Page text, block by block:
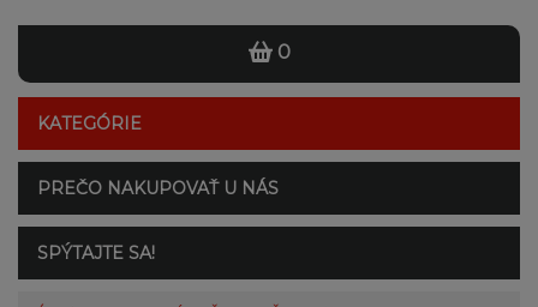
0
KATEGÓRIE
PREČO NAKUPOVAŤ U NÁS
SPÝTAJTE SA!